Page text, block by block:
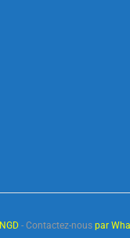
- Contactez-nous par